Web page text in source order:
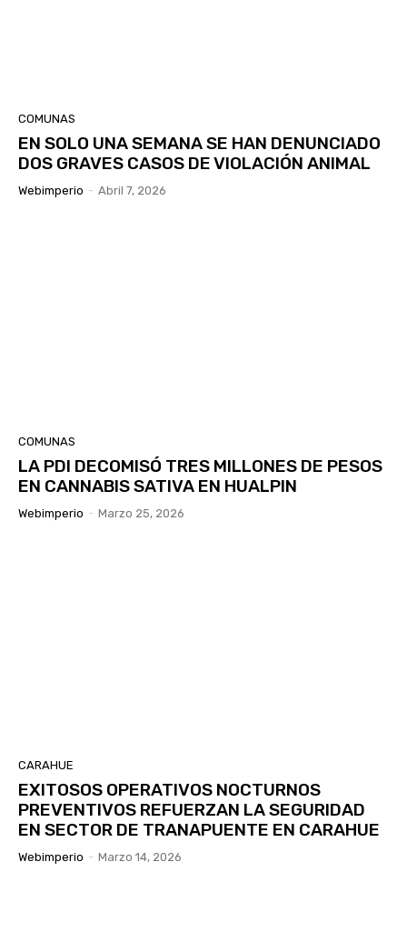
COMUNAS
EN SOLO UNA SEMANA SE HAN DENUNCIADO
DOS GRAVES CASOS DE VIOLACIÓN ANIMAL
Webimperio - Abril 7, 2026
COMUNAS
LA PDI DECOMISÓ TRES MILLONES DE PESOS
EN CANNABIS SATIVA EN HUALPIN
Webimperio - Marzo 25, 2026
CARAHUE
EXITOSOS OPERATIVOS NOCTURNOS
PREVENTIVOS REFUERZAN LA SEGURIDAD
EN SECTOR DE TRANAPUENTE EN CARAHUE
Webimperio - Marzo 14, 2026